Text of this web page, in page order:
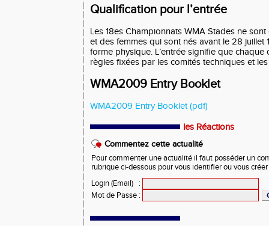
Qualification pour l’entrée
Les 18es Championnats WMA Stades ne
et des femmes qui sont nés avant le 28 juillet
forme physique. L’entrée signifie que
règles fixées par les comités techniques et
WMA2009 Entry Booklet
WMA2009 Entry Booklet (pdf)
les Réactions
Commentez cette actualité
Pour commenter une actualité il faut posséder un
rubrique ci-dessous pour vous identifier ou vous
Login (Email)
:
Mot de Passe :